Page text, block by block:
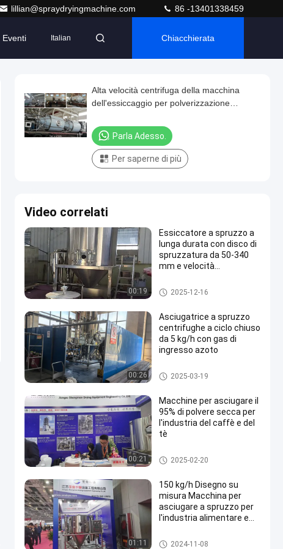
lillian@spraydryingmachine.com 86 -13401338459
Eventi Italian Chiacchierata
Alta velocità centrifuga della macchina
dell'essiccaggio per polverizzazione
Parla Adesso.
Per saperne di più
Video correlati
00:19
Essiccatore a spruzzo a
lunga durata con disco di
spruzzatura da 50-340
mm e velocità
25000 RPM per
evaporazione d'acqua da
Macchina dell'essiccaggio per
polverizzazione
2025-12-16
00:26
Asciugatrice a spruzzo
centrifughe a ciclo chiuso
da 5 kg/h con gas di
ingresso azoto
Macchina dell'essiccaggio per
polverizzazione
2025-03-19
00:21
Macchine per asciugare il
95% di polvere secca per
l'industria del caffè e del
tè
Macchina dell'essiccaggio per
polverizzazione
2025-02-20
01:11
150 kg/h Disegno su
misura Macchina per
asciugare a spruzzo per
l'industria alimentare e
Macchina dell'essiccaggio per
2024-11-08